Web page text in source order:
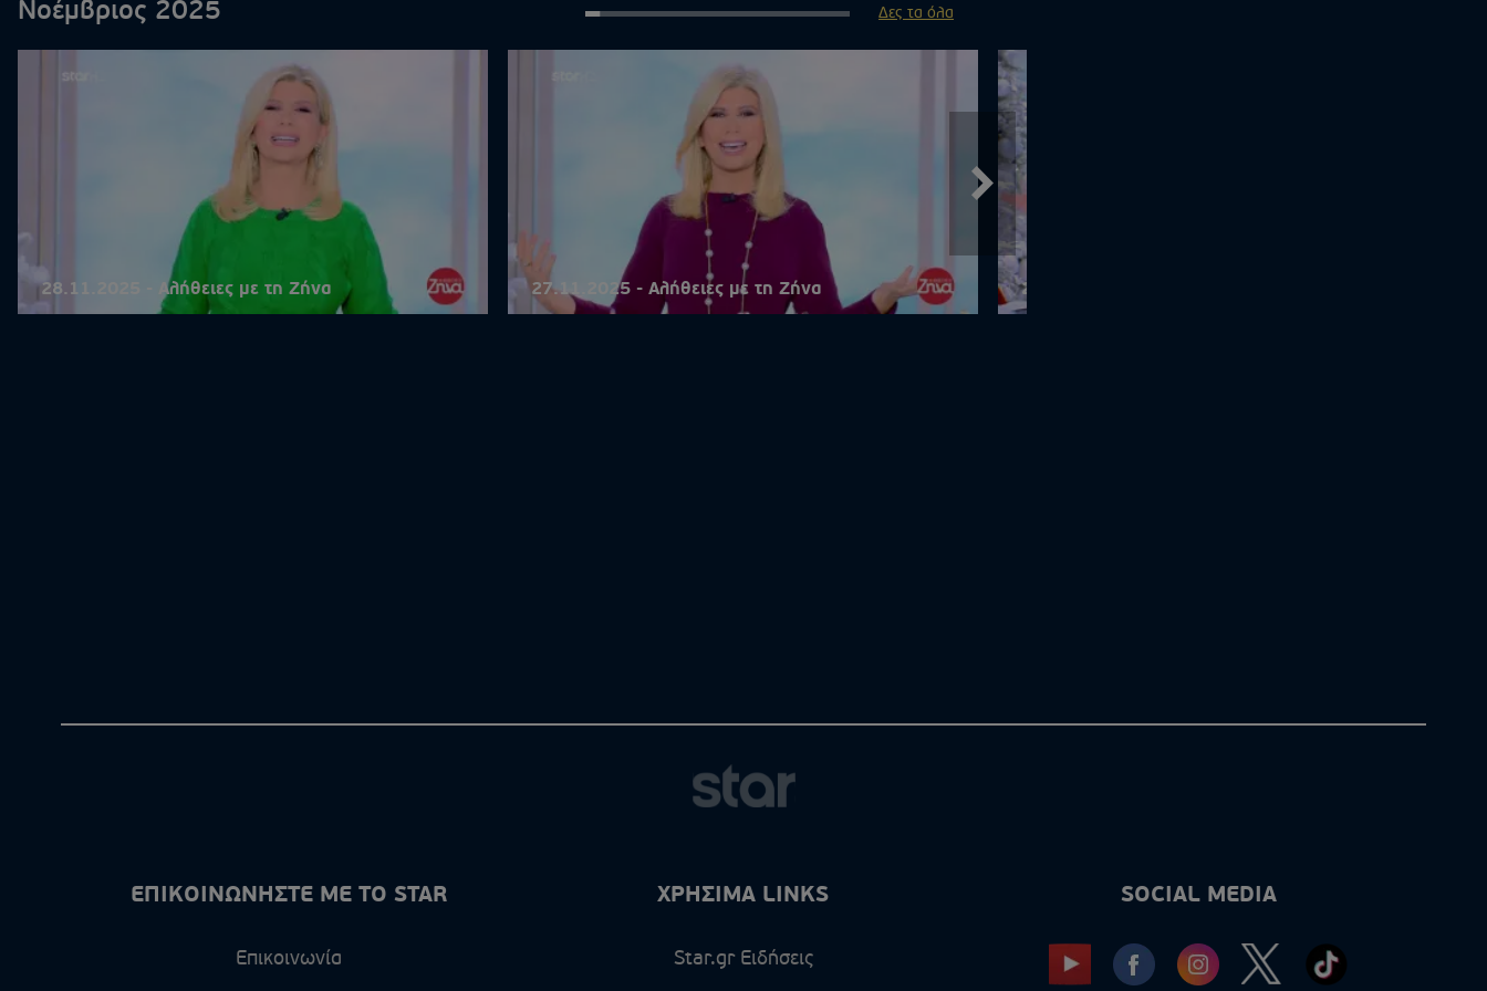
Νοέμβριος 2025 Δες τα όλα
28.11.2025 - Αλήθειες με τη Ζήνα 27.11.2025 - Αλήθειες με τη Ζήνα 26.11.2025 - Αλήθειες με τη Ζήνα
ΕΠΙΚΟΙΝΩΝΗΣΤΕ ΜΕ ΤΟ STAR
Επικοινωνία
ΧΡΗΣΙΜΑ LINKS
Star.gr Ειδήσεις
SOCIAL MEDIA